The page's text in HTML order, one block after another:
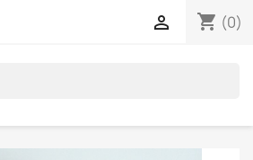
shopping_cart (0)
